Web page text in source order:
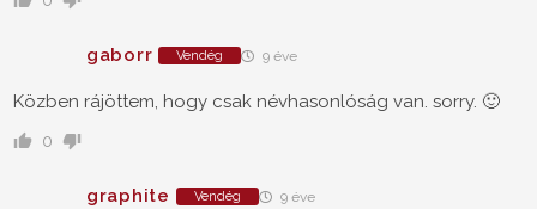
gaborr Vendég 9 éve
Közben rájöttem, hogy csak névhasonlóság van. sorry. 🙂
0
graphite Vendég 9 éve